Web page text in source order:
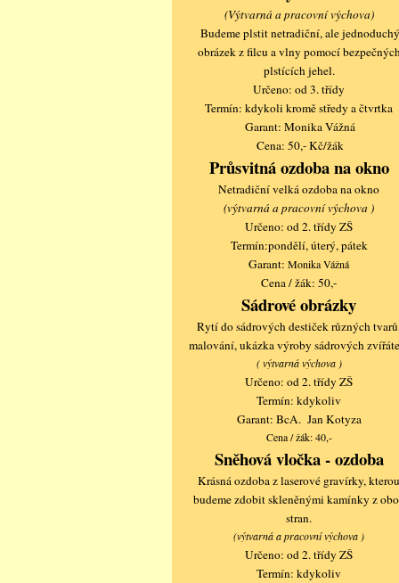
(Výtvarná a pracovní výchova)
Budeme plstit netradiční, ale jednoduchý
obrázek z filcu a vlny pomocí
plstících jehel.
Určeno: od 3. třídy
Termín: kdykoli kromě středy a čtvrtka
Garant: Monika Vážná
Cena: 50,- Kč/žák
Průsvitná ozdoba na okno
Netradiční velká ozdoba na okno
(výtvarná a pracovní výchova )
Určeno: od 2. třídy ZŠ
Termín:pondělí, úterý, pátek
Garant: Monika Vážná
Cena / žák: 50,-
Sádrové obrázky
Rytí do sádrových destiček různých
malování, ukázka výroby sádrových
( výtvarná výchova )
Určeno: od 2. třídy ZŠ
Termín: kdykoliv
Garant: BcA. Jan Kotyza
Cena / žák: 40,-
Sněhová vločka - ozdoba
Krásná ozdoba z laserové gravírky, kterou
budeme zdobit skleněnými kamínky z
stran.
(výtvarná a pracovní výchova )
Určeno: od 2. třídy ZŠ
Termín: kdykoliv